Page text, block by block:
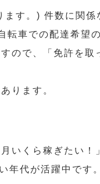
す。) 件数に関係
転車での配達希望
ので、「免許を取
ります。
いくら稼ぎたい！
年代が活躍中です。